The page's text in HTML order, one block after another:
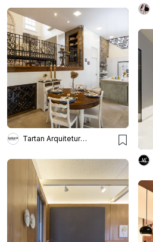
Tartan Arquitetura E Urbanismo